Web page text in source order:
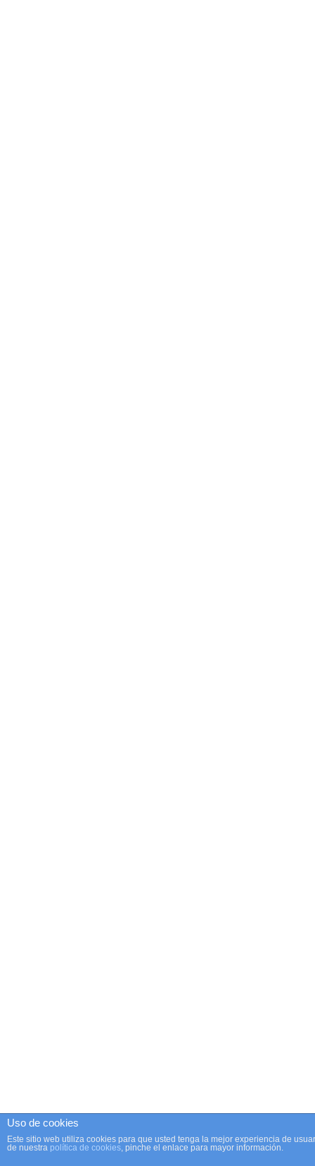
Uso de cookies
Este sitio web utiliza cookies para que usted tenga la mejor experiencia de
de nuestra política de cookies, pinche el enlace para mayor información.